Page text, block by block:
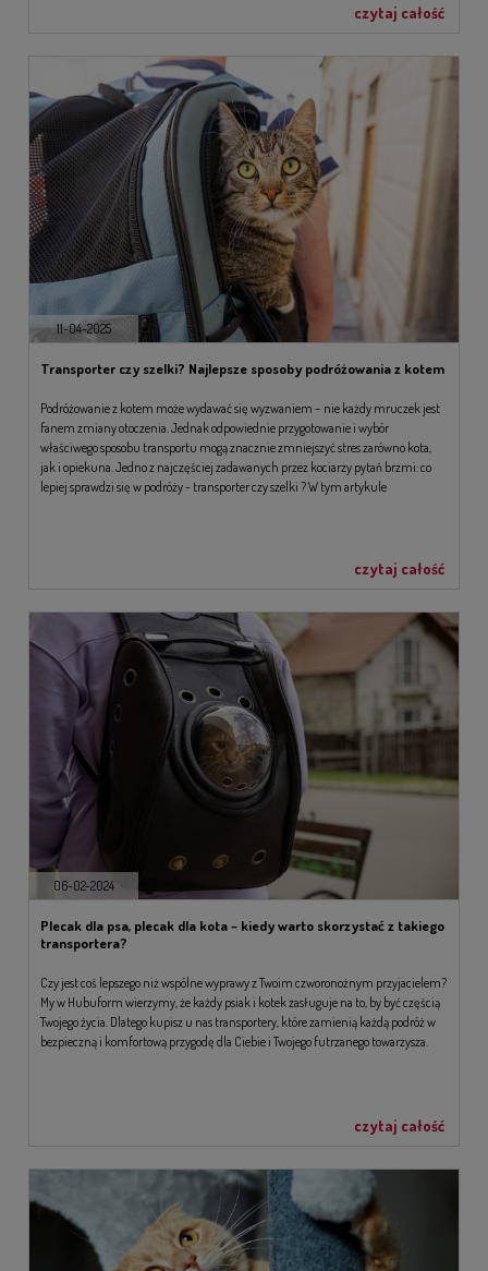
czytaj całość
11-04-2025
Transporter czy szelki? Najlepsze sposoby podróżowania z kotem
Podróżowanie z kotem może wydawać się wyzwaniem – nie każdy mruczek jest
fanem zmiany otoczenia. Jednak odpowiednie przygotowanie i wybór
właściwego sposobu transportu mogą znacznie zmniejszyć stres zarówno kota,
jak i opiekuna. Jedno z najczęściej zadawanych przez kociarzy pytań brzmi: co
lepiej sprawdzi się w podróży - transporter czy szelki ? W tym artykule
czytaj całość
06-02-2024
Plecak dla psa, plecak dla kota – kiedy warto skorzystać z takiego
transportera?
Czy jest coś lepszego niż wspólne wyprawy z Twoim czworonożnym przyjacielem?
My w Hubuform wierzymy, że każdy psiak i kotek zasługuje na to, by być częścią
Twojego życia. Dlatego kupisz u nas transportery, które zamienią każdą podróż w
bezpieczną i komfortową przygodę dla Ciebie i Twojego futrzanego towarzysza.
czytaj całość